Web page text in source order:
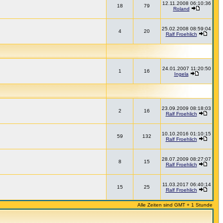
18 79
12.11.2008 06:10:36
Roland
4 20
25.02.2008 08:59:04
Ralf Froehlich
1 16
24.01.2007 11:20:50
Ingela
2 16
23.09.2009 08:18:03
Ralf Froehlich
59 132
10.10.2016 01:10:15
Ralf Froehlich
8 15
28.07.2009 08:27:07
Ralf Froehlich
15 25
11.03.2017 06:40:14
Ralf Froehlich
Alle Zeiten sind GMT + 1 Stunde